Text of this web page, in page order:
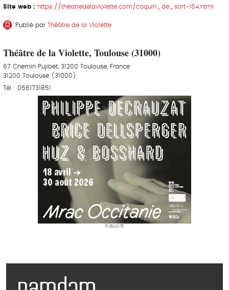
Site web : https://theatredelaviolette.com/coquin_de_sort-164.html
Publié par Théâtre de la Violette
Théâtre de la Violette, Toulouse (31000)
67 Chemin Pujibet, 31200 Toulouse, France
31200 Toulouse (31000)
Tél : 0561731851
PUBLICITÉ